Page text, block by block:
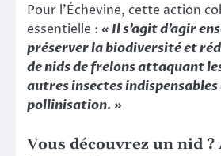
Pour l’Échevine, cette action
essentielle : « Il s’agit d’agir
préserver la biodiversité et
de nids de frelons attaquant
autres insectes indispensables
pollinisation. »
Vous découvrez un nid ?